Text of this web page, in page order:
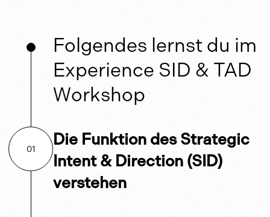
Folgendes lernst du im
Experience SID & TAD
Workshop
01
Die Funktion des Strategic
Intent & Direction (SID)
verstehen